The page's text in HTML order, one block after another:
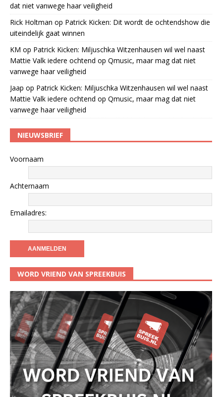
dat niet vanwege haar veiligheid
Rick Holtman op Patrick Kicken: Dit wordt de ochtendshow die
uiteindelijk gaat winnen
KM op Patrick Kicken: Miljuschka Witzenhausen wil wel naast
Mattie Valk iedere ochtend op Qmusic, maar mag dat niet
vanwege haar veiligheid
Jaap op Patrick Kicken: Miljuschka Witzenhausen wil wel naast
Mattie Valk iedere ochtend op Qmusic, maar mag dat niet
vanwege haar veiligheid
NIEUWSBRIEF
Voornaam
Achternaam
Emailadres:
WORD VRIEND VAN SPREEKBUIS